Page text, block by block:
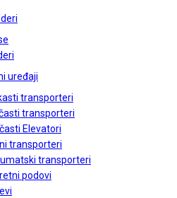
uređaji
transporteri
transporteri
Elevatori
transporteri
transporteri
podovi